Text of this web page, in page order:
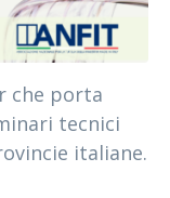
che porta
tecnici
italiane.